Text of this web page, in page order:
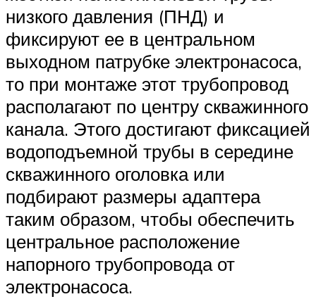
низкого давления (ПНД) и
фиксируют ее в центральном
выходном патрубке электронасоса,
то при монтаже этот трубопровод
располагают по центру скважинного
канала. Этого достигают фиксацией
водоподъемной трубы в середине
скважинного оголовка или
подбирают размеры адаптера
таким образом, чтобы обеспечить
центральное расположение
напорного трубопровода от
электронасоса.